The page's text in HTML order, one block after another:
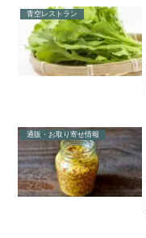
青空レストラン
通販・お取り寄せ情報